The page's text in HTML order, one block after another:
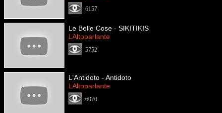
6157
Le Belle Cose - SIKITIKIS
LAltoparlante
5752
L'Antidoto - Antidoto
LAltoparlante
6070